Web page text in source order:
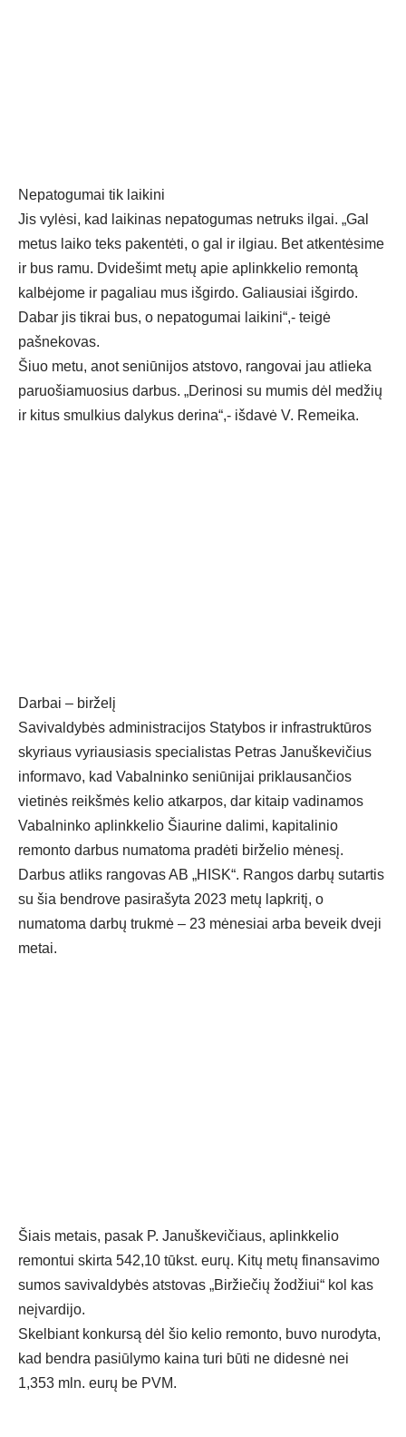
Nepatogumai tik laikini
Jis vylėsi, kad laikinas nepatogumas netruks ilgai. „Gal
metus laiko teks pakentėti, o gal ir ilgiau. Bet atkentėsime
ir bus ramu. Dvidešimt metų apie aplinkkelio remontą
kalbėjome ir pagaliau mus išgirdo. Galiausiai išgirdo.
Dabar jis tikrai bus, o nepatogumai laikini“,- teigė
pašnekovas.
Šiuo metu, anot seniūnijos atstovo, rangovai jau atlieka
paruošiamuosius darbus. „Derinosi su mumis dėl medžių
ir kitus smulkius dalykus derina“,- išdavė V. Remeika.
Darbai – birželį
Savivaldybės administracijos Statybos ir infrastruktūros
skyriaus vyriausiasis specialistas Petras Januškevičius
informavo, kad Vabalninko seniūnijai priklausančios
vietinės reikšmės kelio atkarpos, dar kitaip vadinamos
Vabalninko aplinkkelio Šiaurine dalimi, kapitalinio
remonto darbus numatoma pradėti birželio mėnesį.
Darbus atliks rangovas AB „HISK“. Rangos darbų sutartis
su šia bendrove pasirašyta 2023 metų lapkritį, o
numatoma darbų trukmė – 23 mėnesiai arba beveik dveji
metai.
Šiais metais, pasak P. Januškevičiaus, aplinkkelio
remontui skirta 542,10 tūkst. eurų. Kitų metų finansavimo
sumos savivaldybės atstovas „Biržiečių žodžiui“ kol kas
neįvardijo.
Skelbiant konkursą dėl šio kelio remonto, buvo nurodyta,
kad bendra pasiūlymo kaina turi būti ne didesnė nei
1,353 mln. eurų be PVM.